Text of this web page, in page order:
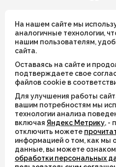
Все украшения носят
целительных или иных
ИП Шахрай
ИНН
ОГРН
©
Разработка
На нашем сайте мы
аналогичные технологии,
нашим пользователям,
сайта.
Оставаясь на сайте и
подтверждаете свое
файлов cookie в
Для улучшения работы
вашим потребностям мы
технологии анализа
включая Яндекс Метрику, -
отключить можете
информацией о том, как мы
данные, вы можете
обработки персональных